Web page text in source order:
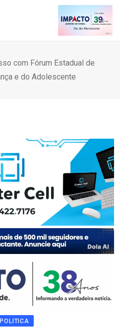
com Fórum Estadual de
e do Adolescente
POLITICA